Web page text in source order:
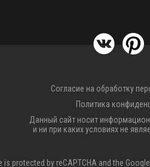
Согласие на обработку
Политика
Данный сайт носит
и ни при каких условиях не
is protected by reCAPTCHA and the Google